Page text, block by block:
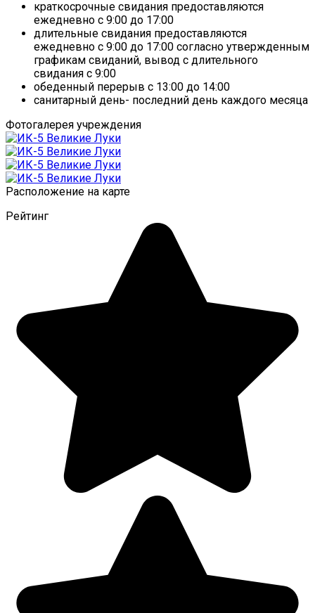
краткосрочные свидания предоставляются
ежедневно с 9:00 до 17:00
длительные свидания предоставляются
ежедневно с 9:00 до 17:00 согласно утвержденным
графикам свиданий, вывод с длительного
свидания с 9:00
обеденный перерыв с 13:00 до 14:00
санитарный день- последний день каждого месяца
Фотогалерея учреждения
Расположение на карте
Рейтинг